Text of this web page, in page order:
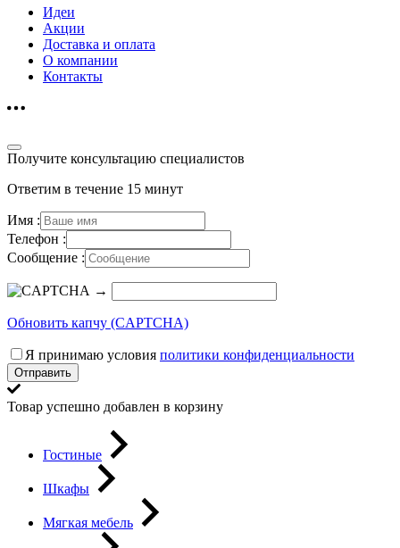
Идеи
Акции
Доставка и оплата
О компании
Контакты
Получите консультацию специалистов
Ответим в течение 15 минут
Имя :
Телефон :
Сообщение :
→
Обновить капчу (CAPTCHA)
Я принимаю условия политики конфиденциальности
Отправить
Товар успешно добавлен в корзину
Гостиные
Шкафы
Мягкая мебель